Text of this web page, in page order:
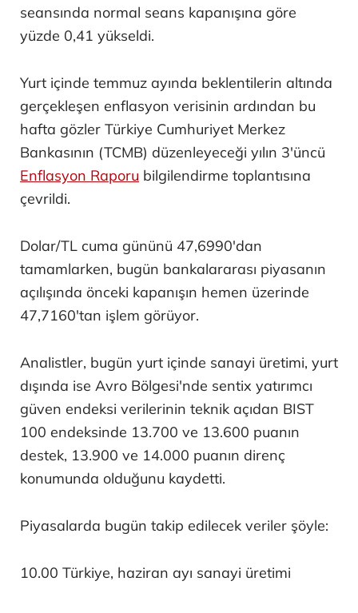
seansında normal seans kapanışına göre
yüzde 0,41 yükseldi.
Yurt içinde temmuz ayında beklentilerin altında
gerçekleşen enflasyon verisinin ardından bu
hafta gözler Türkiye Cumhuriyet Merkez
Bankasının (TCMB) düzenleyeceği yılın 3'üncü
Enflasyon Raporu bilgilendirme toplantısına
çevrildi.
Dolar/TL cuma gününü 47,6990'dan
tamamlarken, bugün bankalararası piyasanın
açılışında önceki kapanışın hemen üzerinde
47,7160'tan işlem görüyor.
Analistler, bugün yurt içinde sanayi üretimi, yurt
dışında ise Avro Bölgesi'nde sentix yatırımcı
güven endeksi verilerinin teknik açıdan BIST
100 endeksinde 13.700 ve 13.600 puanın
destek, 13.900 ve 14.000 puanın direnç
konumunda olduğunu kaydetti.
Piyasalarda bugün takip edilecek veriler şöyle:
10.00 Türkiye, haziran ayı sanayi üretimi